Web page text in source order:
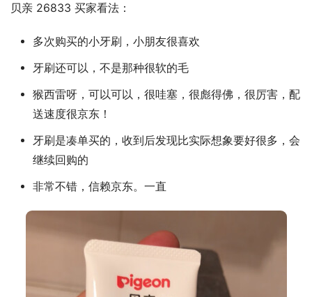
贝亲 26833 买家看法：
多次购买的小牙刷，小朋友很喜欢
牙刷还可以，不是那种很软的毛
猴西雷呀，可以可以，很哇塞，很彪得佛，很厉害，配
送速度很京东！
牙刷是凑单买的，收到后发现比实际想象要好很多，会
继续回购的
非常不错，信赖京东。一直